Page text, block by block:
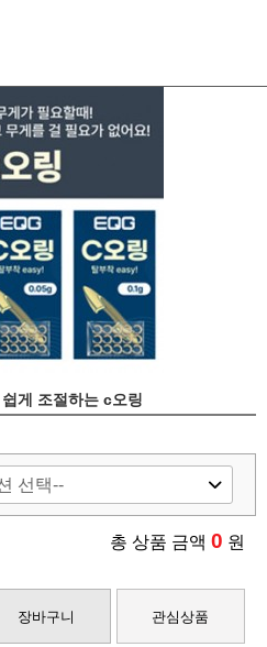
게 조절하는 c오링
총 상품 금액 0 원
장바구니 관심상품